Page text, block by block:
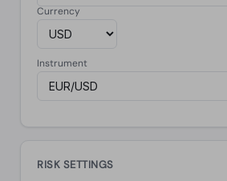
Currency
Instrument
RISK SETTINGS